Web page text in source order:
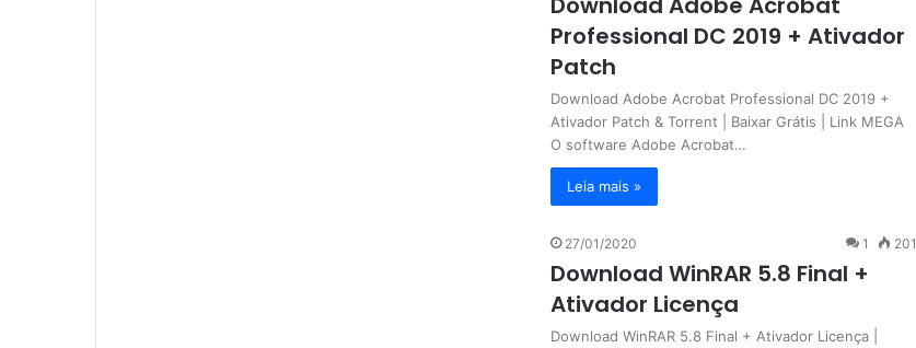
Professional DC 2019 + Ativador
Patch
Download Adobe Acrobat Professional DC 2019 +
Ativador Patch & Torrent | Baixar Grátis | Link MEGA
O software Adobe Acrobat…
Leia mais »
27/01/2020 1 201
Download WinRAR 5.8 Final +
Ativador Licença
Download WinRAR 5.8 Final + Ativador Licença |